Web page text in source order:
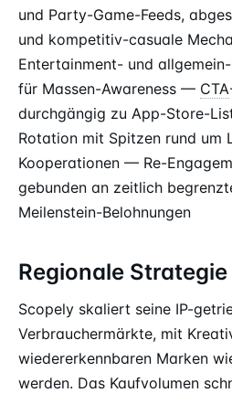
und Party-Game-Feeds,
und kompetitiv-casuale
Entertainment- und
für Massen-Awareness — CTA
durchgängig zu App-Store-
Rotation mit Spitzen rund um
Kooperationen — Re-
gebunden an zeitlich
Meilenstein-Belohnungen
Regionale Strategie
Scopely skaliert seine IP-
Verbrauchermärkte, mit
wiedererkennbaren Marken
werden. Das Kaufvolumen